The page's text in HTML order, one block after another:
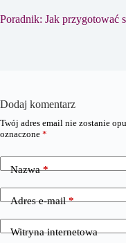
Poradnik: Jak przygotować
Dodaj komentarz
Twój adres email nie zostanie
oznaczone *
Nazwa*
Adres e-mail*
Witryna internetowa